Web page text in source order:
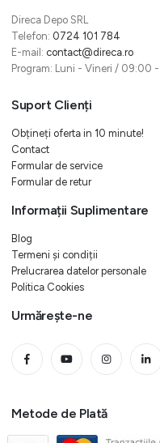
Direca Depo SRL
Telefon: 0724 101 784
E-mail: contact@direca.ro
Program: Luni - Vineri /
Suport Clienți
Obțineți oferta in 10 minute!
Contact
Formular de service
Formular de retur
Informații Suplimentare
Blog
Termeni și condiții
Prelucrarea datelor personale
Politica Cookies
Urmărește-ne
Metode de Plată